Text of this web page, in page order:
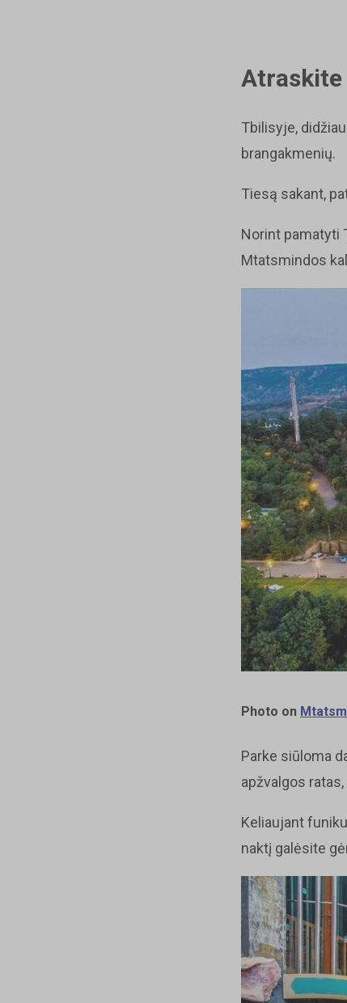
Atraskite
Tbilisyje,
brangakmenių.
Tiesą sakant,
Norint pamatyti
Mtatsmindos
Photo on
Parke siūloma
apžvalgos
Keliaujant
naktį galėsite